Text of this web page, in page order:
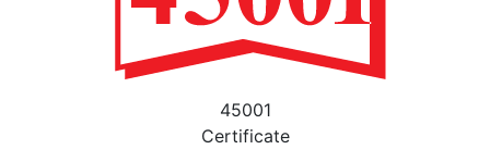
45001
Certificate